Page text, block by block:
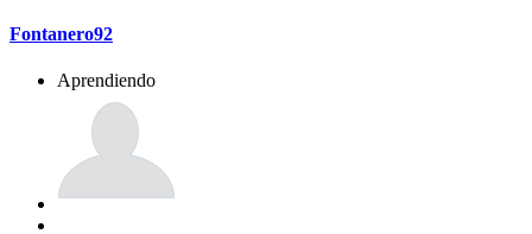
Fontanero92
Aprendiendo